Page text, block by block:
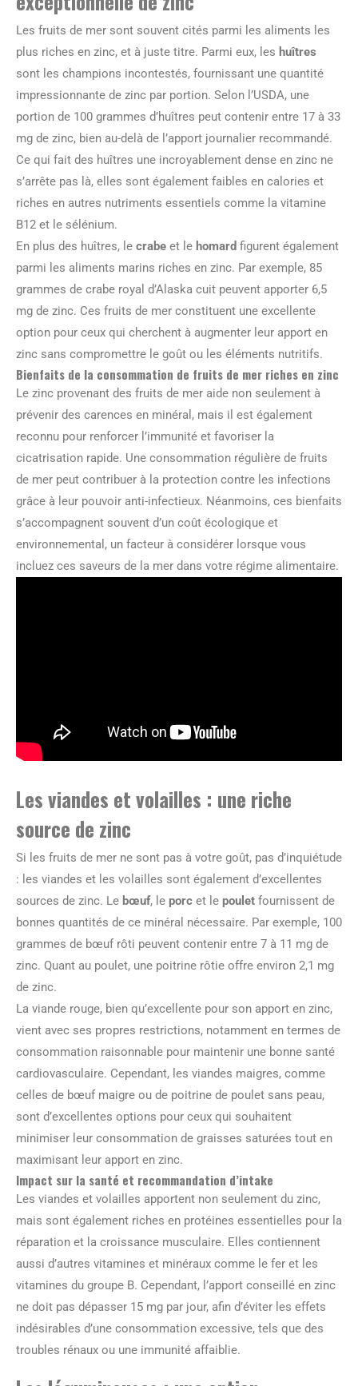
Les fruits de mer sont souvent cités parmi les aliments les
plus riches en zinc, et à juste titre. Parmi eux, les huîtres
sont les champions incontestés, fournissant une quantité
impressionnante de zinc par portion. Selon l’USDA, une
portion de 100 grammes d’huîtres peut contenir entre 17 à 33
mg de zinc, bien au-delà de l’apport journalier recommandé.
Ce qui fait des huîtres une incroyablement dense en zinc ne
s’arrête pas là, elles sont également faibles en calories et
riches en autres nutriments essentiels comme la vitamine
B12 et le sélénium.
En plus des huîtres, le crabe et le homard figurent également
parmi les aliments marins riches en zinc. Par exemple, 85
grammes de crabe royal d’Alaska cuit peuvent apporter 6,5
mg de zinc. Ces fruits de mer constituent une excellente
option pour ceux qui cherchent à augmenter leur apport en
zinc sans compromettre le goût ou les éléments nutritifs.
Bienfaits de la consommation de fruits de mer riches en zinc
Le zinc provenant des fruits de mer aide non seulement à
prévenir des carences en minéral, mais il est également
reconnu pour renforcer l’immunité et favoriser la
cicatrisation rapide. Une consommation régulière de fruits
de mer peut contribuer à la protection contre les infections
grâce à leur pouvoir anti-infectieux. Néanmoins, ces bienfaits
s’accompagnent souvent d’un coût écologique et
environnemental, un facteur à considérer lorsque vous
incluez ces saveurs de la mer dans votre régime alimentaire.
Les viandes et volailles : une riche
source de zinc
Si les fruits de mer ne sont pas à votre goût, pas d’inquiétude
: les viandes et les volailles sont également d’excellentes
sources de zinc. Le bœuf, le porc et le poulet fournissent de
bonnes quantités de ce minéral nécessaire. Par exemple, 100
grammes de bœuf rôti peuvent contenir entre 7 à 11 mg de
zinc. Quant au poulet, une poitrine rôtie offre environ 2,1 mg
de zinc.
La viande rouge, bien qu’excellente pour son apport en zinc,
vient avec ses propres restrictions, notamment en termes de
consommation raisonnable pour maintenir une bonne santé
cardiovasculaire. Cependant, les viandes maigres, comme
celles de bœuf maigre ou de poitrine de poulet sans peau,
sont d’excellentes options pour ceux qui souhaitent
minimiser leur consommation de graisses saturées tout en
maximisant leur apport en zinc.
Impact sur la santé et recommandation d’intake
Les viandes et volailles apportent non seulement du zinc,
mais sont également riches en protéines essentielles pour la
réparation et la croissance musculaire. Elles contiennent
aussi d’autres vitamines et minéraux comme le fer et les
vitamines du groupe B. Cependant, l’apport conseillé en zinc
ne doit pas dépasser 15 mg par jour, afin d’éviter les effets
indésirables d’une consommation excessive, tels que des
troubles rénaux ou une immunité affaiblie.